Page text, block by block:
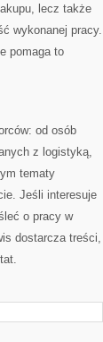
lecz także
wykonanej pracy.
pomaga to
od osób
z logistyką,
tematy
Jeśli interesuje
o pracy w
dostarcza treści,